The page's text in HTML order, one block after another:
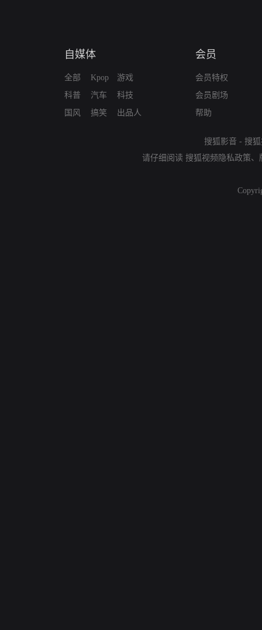
自媒体
全部
科普
国风
Kpop
汽车
搞笑
游戏
科技
出品人
会员
会员特权
会员剧场
帮助
搜狐影音 - 搜
请仔细阅读 搜狐视频隐私政策、